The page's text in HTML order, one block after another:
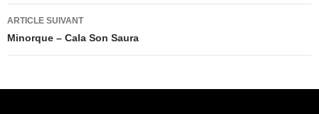
articles
ARTICLE SUIVANT
Minorque – Cala Son Saura